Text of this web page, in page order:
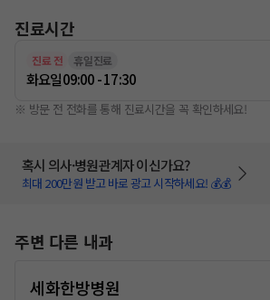
진료시간
진료 전 휴일진료
화요일09:00 - 17:30
※ 방문 전 전화를 통해 진료시간을 꼭 확인하세요!
혹시 의사·병원관계자 이신가요?
최대 200만원 받고 바로 광고 시작하세요! 💰💰
주변 다른 내과
세화한방병원